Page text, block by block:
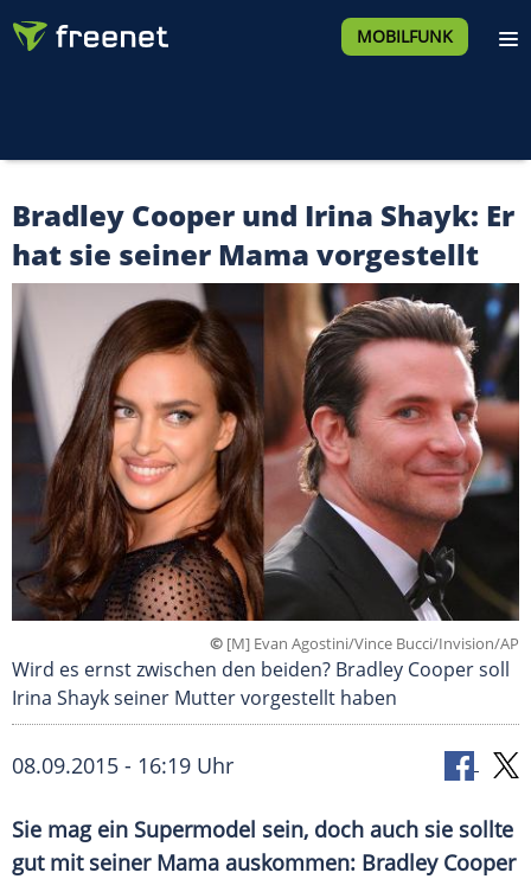
MOBILFUNK
Bradley Cooper und Irina Shayk: Er
hat sie seiner Mama vorgestellt
© [M] Evan Agostini/Vince Bucci/Invision/AP
Wird es ernst zwischen den beiden? Bradley Cooper soll
Irina Shayk seiner Mutter vorgestellt haben
08.09.2015 - 16:19 Uhr
Sie mag ein Supermodel sein, doch auch sie sollte
gut mit seiner Mama auskommen: Bradley Cooper